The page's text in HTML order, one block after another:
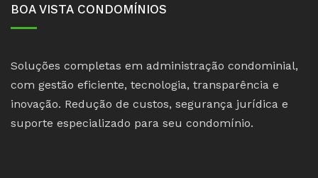
BOA VISTA CONDOMÍNIOS
Soluções completas em administração condominial,
com gestão eficiente, tecnologia, transparência e
inovação. Redução de custos, segurança jurídica e
suporte especializado para seu condomínio.